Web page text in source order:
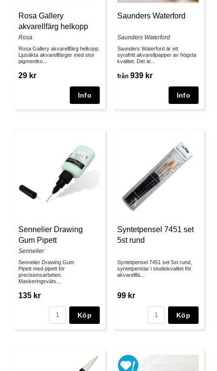
Rosa Gallery
akvarellfärg helkopp
Rosa
Rosa Gallery akvarellfärg helkopp.
Ljusäkta akvarellfärger med stor
pigmentko...
29 kr
Saunders Waterford
Saunders Waterford
Saunders Waterford är ett
syrafritt akvarellpapper av högsta
kvalitet. Det är...
från 939 kr
Sennelier Drawing
Gum Pipett
Sennelier
Sennelier Drawing Gum
Pipett med pipett för
precisionsarbeten.
Maskeringsväts...
135 kr
Köp
Syntetpensel 7451 set
5st rund
Syntetpensel 7451 set 5st rund,
syntetpenslar i studiokvalitet för
akvarellfä...
99 kr
Köp